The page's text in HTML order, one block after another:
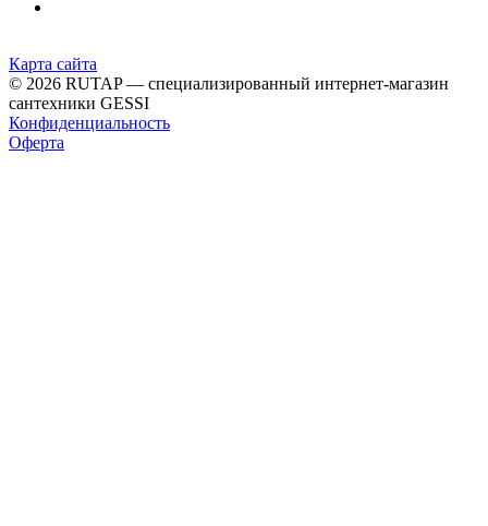
Карта сайта
© 2026 RUTAP — специализированный интернет-магазин
сантехники GESSI
Конфиденциальность
Оферта